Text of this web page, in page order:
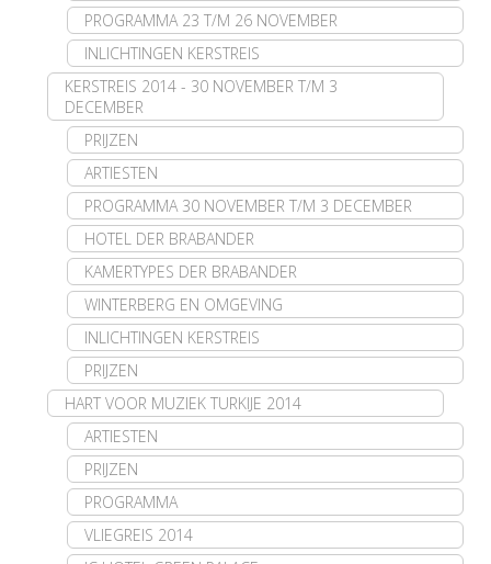
PROGRAMMA 23 T/M 26 NOVEMBER
INLICHTINGEN KERSTREIS
KERSTREIS 2014 - 30 NOVEMBER T/M 3
DECEMBER
PRIJZEN
ARTIESTEN
PROGRAMMA 30 NOVEMBER T/M 3 DECEMBER
HOTEL DER BRABANDER
KAMERTYPES DER BRABANDER
WINTERBERG EN OMGEVING
INLICHTINGEN KERSTREIS
PRIJZEN
HART VOOR MUZIEK TURKIJE 2014
ARTIESTEN
PRIJZEN
PROGRAMMA
VLIEGREIS 2014